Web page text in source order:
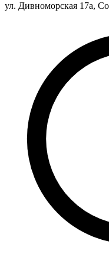
ул. Дивноморская 17а,